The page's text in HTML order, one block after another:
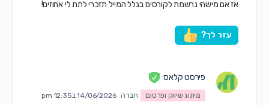
אז אם מישהי נרשמת לקורסים בגלל המייל תזכרי לתת לי אחוזים!
עזר לך?
פירסט קלאס
מיתוג שיווק ופרסום חברה 14/06/2026 ב12:35 pm